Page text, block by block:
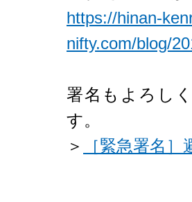
https://hinan-
nifty.com/blog/
署名もよろし
す。
＞
［緊急署名